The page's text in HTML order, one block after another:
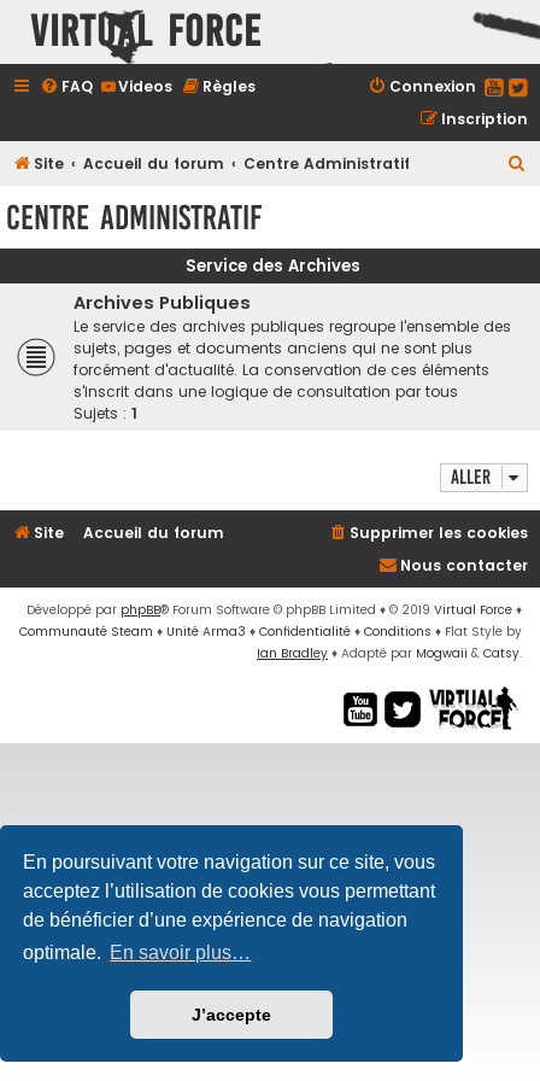
En poursuivant votre navigation sur ce site, vous
acceptez l’utilisation de cookies vous permettant
de bénéficier d’une expérience de navigation
optimale. En savoir plus…
J’accepte
Virtual Force
FAQ Videos Règles
Connexion
Inscription
Site Accueil du forum Centre Administratif
e
Centre Administratif
Service des Archives
Archives Publiques
Le service des archives publiques regroupe l'ensemble des
sujets, pages et documents anciens qui ne sont plus
forcément d'actualité. La conservation de ces éléments
s'inscrit dans une logique de consultation par tous
Sujets : 1
Aller
Site Accueil du forum
Supprimer les cookies
Nous contacter
Développé par phpBB® Forum Software © phpBB Limited ♦ © 2019 Virtual Force ♦
Communauté Steam ♦ Unité Arma3 ♦ Confidentialité ♦ Conditions ♦ Flat Style by
Ian Bradley ♦ Adapté par Mogwaii & Catsy.